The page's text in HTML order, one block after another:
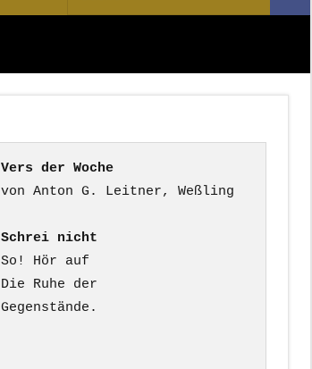
nach:
Vers der Woche
Schrei nicht
So! Hör auf
Die Ruhe der
Gegenstände.